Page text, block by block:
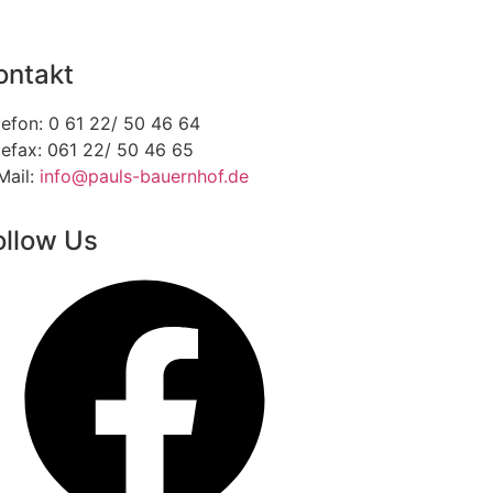
0 61 22/ 50 46 64
061 22/ 50 46 65
info@pauls-bauernhof.de
Us